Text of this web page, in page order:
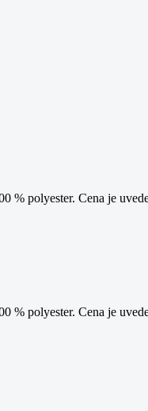
% polyester. Cena je
% polyester. Cena je